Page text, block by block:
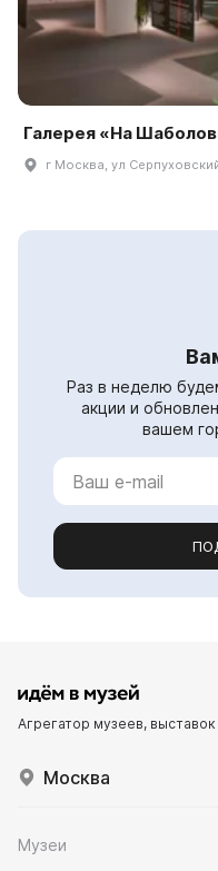
Галерея «На
г Москва, ул
Раз в неделю
акции и
вашем
Агрегатор музеев, выставок
Москва
Музеи